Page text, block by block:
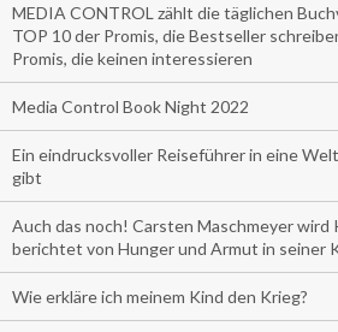
MEDIA CONTROL zählt die täglichen
TOP 10 der Promis, die Bestseller
Promis, die keinen interessieren
Media Control Book Night 2022
Ein eindrucksvoller Reiseführer in eine
gibt
Auch das noch! Carsten Maschmeyer wird
berichtet von Hunger und Armut in seiner
Wie erkläre ich meinem Kind den Krieg?